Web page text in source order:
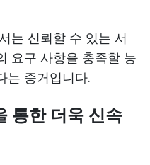
는 신뢰할 수 있는 서
요구 사항을 충족할 능
는 증거입니다.
통한 더욱 신속